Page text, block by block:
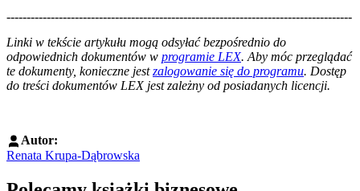
--------------------------------------------------------------------------------------
Linki w tekście artykułu mogą odsyłać bezpośrednio do
odpowiednich dokumentów w programie LEX. Aby móc przeglądać
te dokumenty, konieczne jestzalogowanie się do programu. Dostęp
do treści dokumentów LEX jest zależny od posiadanych licencji.
Autor:
Renata Krupa-Dąbrowska